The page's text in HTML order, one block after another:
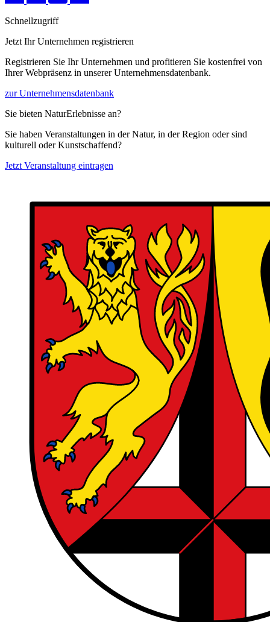
Schnellzugriff
Jetzt Ihr Unternehmen registrieren
Registrieren Sie Ihr Unternehmen und profitieren Sie kostenfrei von
Ihrer Webpräsenz in unserer Unternehmensdatenbank.
zur Unternehmensdatenbank
Sie bieten NaturErlebnisse an?
Sie haben Veranstaltungen in der Natur, in der Region oder sind
kulturell oder Kunstschaffend?
Jetzt Veranstaltung eintragen